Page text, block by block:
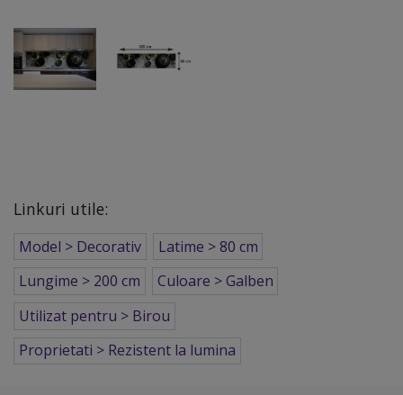
Linkuri utile:
Model > Decorativ
Latime > 80 cm
Lungime > 200 cm
Culoare > Galben
Utilizat pentru > Birou
Proprietati > Rezistent la lumina